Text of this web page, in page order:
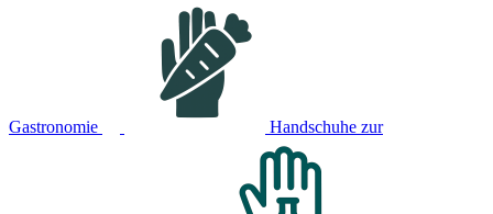
Gastronomie Handschuhe zur